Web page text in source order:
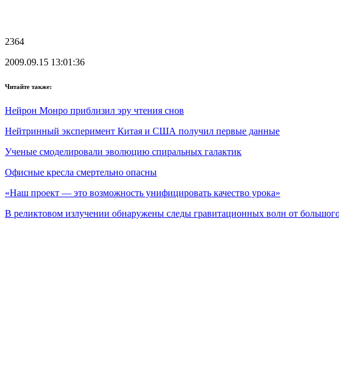
2364
2009.09.15 13:01:36
Читайте также:
Нейрон Монро приблизил эру чтения снов
Нейтринный эксперимент Китая и США получил первые данные
Ученые смоделировали эволюцию спиральных галактик
Офисные кресла смертельно опасны
«Наш проект — это возможность унифицировать качество урока»
В реликтовом излучении обнаружены следы гравитационных волн от